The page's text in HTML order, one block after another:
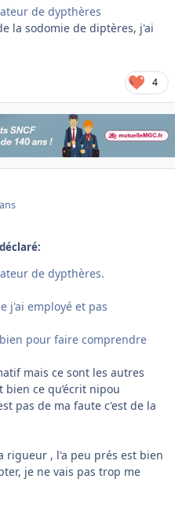
de dypthères
la sodomie de diptères, j'ai
4
de dypthères.
j'ai employé et pas
pour faire comprendre
mais ce sont les autres
ce qu’écrit nipou
pas de ma faute c'est de la
rigueur , l'a peu prés est bien
je ne vais pas trop me